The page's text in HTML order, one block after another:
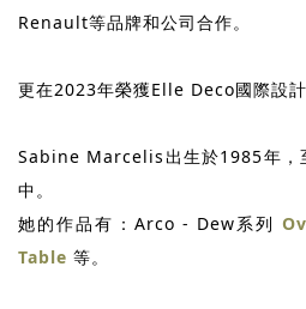
Renault等品牌和公司合作。
更在2023年榮獲Elle Deco國際設計
Sabine Marcelis出生於1985年，
中。
她的作品有：Arco - Dew系列
Table 等。